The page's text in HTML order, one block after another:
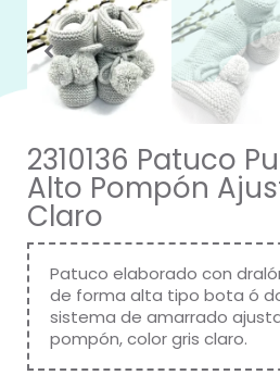
2310136 Patuco
Alto Pompón
Claro
Patuco elaborado con
de forma alta tipo bota ó
sistema de amarrado
pompón, color gris claro.